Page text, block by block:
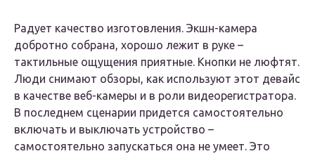
Радует качество изготовления. Экшн-камера
добротно собрана, хорошо лежит в руке –
тактильные ощущения приятные. Кнопки не люфтят.
Люди снимают обзоры, как используют этот девайс
в качестве веб-камеры и в роли видеорегистратора.
В последнем сценарии придется самостоятельно
включать и выключать устройство –
самостоятельно запускаться она не умеет. Это